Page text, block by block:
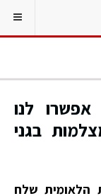
אפשרו לנו
בגני
הלאומית שלח